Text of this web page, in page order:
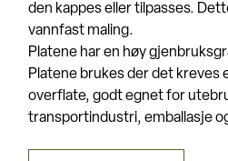
den kappes eller tilpasses.
vannfast maling.
Platene har en høy
Platene brukes der det kreves
overflate, godt egnet for
transportindustri, emballasje